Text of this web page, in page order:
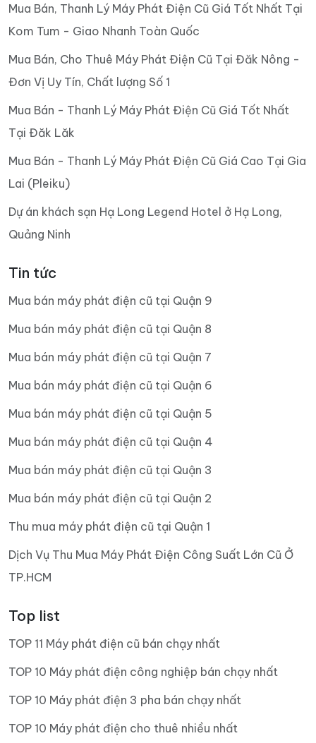
Mua Bán, Thanh Lý Máy Phát Điện Cũ Giá Tốt Nhất Tại
Kom Tum - Giao Nhanh Toàn Quốc
Mua Bán, Cho Thuê Máy Phát Điện Cũ Tại Đăk Nông -
Đơn Vị Uy Tín, Chất lượng Số 1
Mua Bán - Thanh Lý Máy Phát Điện Cũ Giá Tốt Nhất
Tại Đăk Lăk
Mua Bán - Thanh Lý Máy Phát Điện Cũ Giá Cao Tại Gia
Lai (Pleiku)
Dự án khách sạn Hạ Long Legend Hotel ở Hạ Long,
Quảng Ninh
Tin tức
Mua bán máy phát điện cũ tại Quận 9
Mua bán máy phát điện cũ tại Quận 8
Mua bán máy phát điện cũ tại Quận 7
Mua bán máy phát điện cũ tại Quận 6
Mua bán máy phát điện cũ tại Quận 5
Mua bán máy phát điện cũ tại Quận 4
Mua bán máy phát điện cũ tại Quận 3
Mua bán máy phát điện cũ tại Quận 2
Thu mua máy phát điện cũ tại Quận 1
Dịch Vụ Thu Mua Máy Phát Điện Công Suất Lớn Cũ Ở
TP.HCM
Top list
TOP 11 Máy phát điện cũ bán chạy nhất
TOP 10 Máy phát điện công nghiệp bán chạy nhất
TOP 10 Máy phát điện 3 pha bán chạy nhất
TOP 10 Máy phát điện cho thuê nhiều nhất